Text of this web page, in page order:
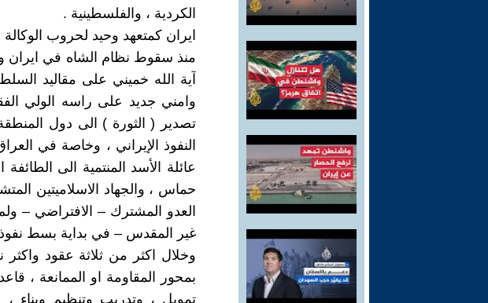
الكردية ، والفلسطينية .
ايران كمتعهد وحيد لحروب الوكالة
منذ سقوط نظام الشاه في ايران
وامني جديد على راسه الولي
تصدير ( الثورة ) الى دول
النفوذ الإيراني ، وخاصة في
عائلة الأسد المنتمية الى
حماس ، والجهاد الاسلاميتين
العدو المشترك – الافتراضي –
غير المقدس – في بداية بسط
وخلال اكثر من ثلاثة عقود
بمحور المقاومة او الممانعة ،
تمويل ، وتدريب وتنظيم وبناء